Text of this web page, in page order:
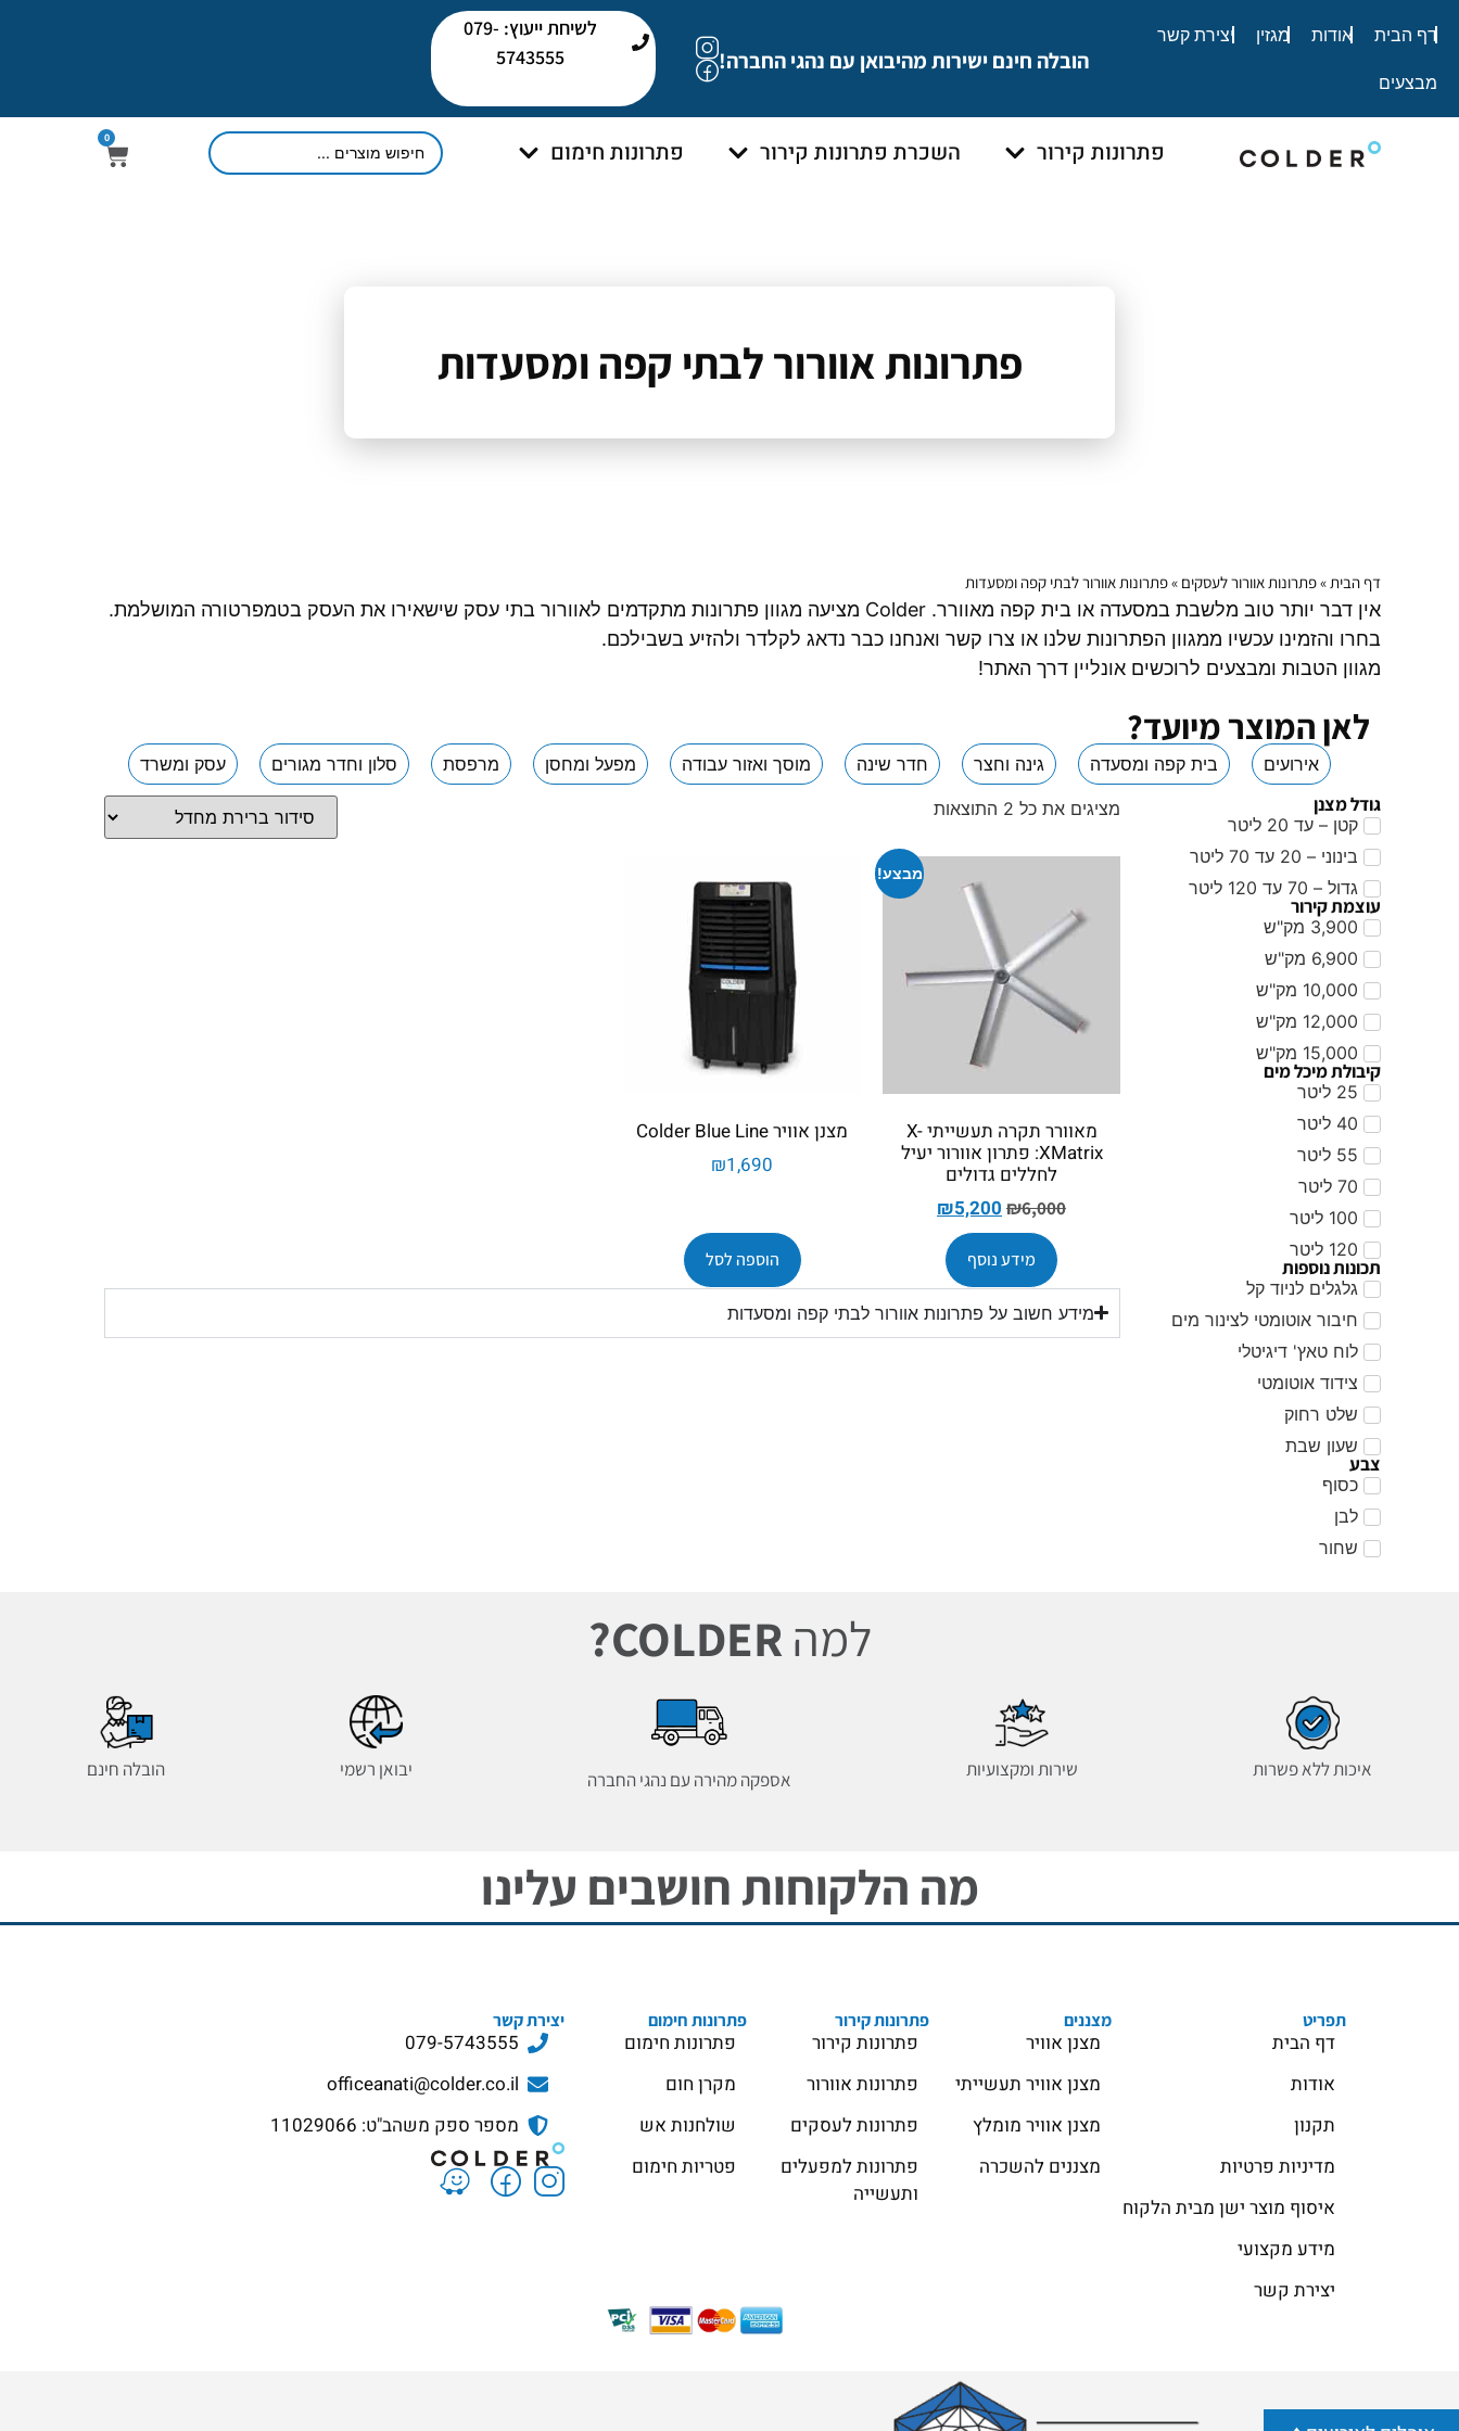
דף הבית
אודות מגזין יצירת קשר
מבצעים
הובלה חינם ישירות מהיבואן עם נהגי החברה!
לשיחת ייעוץ: 079-
5743555
פתרונות קירור השכרת פתרונות קירור פתרונות חימום 0
פתרונות אוורור לבתי קפה ומסעדות
דף הבית»פתרונות אוורור לעסקים »פתרונות אוורור לבתי קפה ומסעדות
אין דבר יותר טוב מלשבת במסעדה או בית קפה מאוורר. Colder מציעה מגוון פתרונות מתקדמים לאוורור בתי עסק שישאירו את העסק בטמפרטורה המושלמת.
בחרו והזמינו עכשיו ממגוון הפתרונות שלנו או צרו קשר ואנחנו כבר נדאג לקלדר ולהזיע בשבילכם.
מגוון הטבות ומבצעים לרוכשים אונליין דרך האתר!
לאן המוצר מיועד?
אירועים בית קפה ומסעדה גינה וחצר חדר שינה מוסך ואזור עבודה מפעל ומחסן מרפסת סלון וחדר מגורים עסק ומשרד
גודל מצנן
קטן – עד 20 ליטר
בינוני – 20 עד 70 ליטר
גדול – 70 עד 120 ליטר
עוצמת קירור
3,900 מק"ש
6,900 מק"ש
10,000 מק"ש
12,000 מק"ש
15,000 מק"ש
קיבולת מיכל מים
25 ליטר
40 ליטר
55 ליטר
70 ליטר
100 ליטר
120 ליטר
תכונות נוספות
גלגלים לניוד קל
חיבור אוטומטי לצינור מים
לוח טאץ' דיגיטלי
צידוד אוטומטי
שלט רחוק
שעון שבת
צבע
כסוף
לבן
שחור
מציגים את כל ⁦2⁩ התוצאות
מבצע!
מאוורר תקרה תעשייתי X-
XMatrix: פתרון אוורור יעיל
לחללים גדולים
₪6,000
₪5,200
מידע נוסף
מצנן אוויר Colder Blue Line
₪1,690
הוספה לסל
מידע חשוב על פתרונות אוורור לבתי קפה ומסעדות
למה COLDER?
איכות ללא פשרות שירות ומקצועיות אספקה מהירה עם נהגי החברה יבואן רשמי הובלה חינם
מה הלקוחות חושבים עלינו
תפריט
דף הבית
אודות
תקנון
מדיניות פרטיות
איסוף מוצר ישן מבית הלקוח
מידע מקצועי
יצירת קשר
מצננים
מצנן אוויר
מצנן אוויר תעשייתי
מצנן אוויר מומלץ
מצננים להשכרה
פתרונות קירור
פתרונות קירור
פתרונות אוורור
פתרונות לעסקים
פתרונות למפעלים
ותעשייה
פתרונות חימום
פתרונות חימום
מקרן חום
שולחנות אש
פטריות חימום
יצירת קשר
079-5743555
officeanati@colder.co.il
מספר ספק משהב"ט: 11029066